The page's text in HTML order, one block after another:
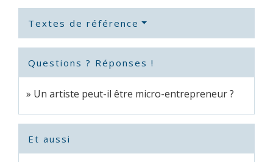
Textes de référence
Questions ? Réponses !
Un artiste peut-il être micro-entrepreneur ?
Et aussi